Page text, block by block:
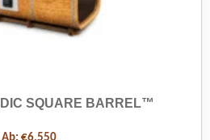
SQUARE BARREL™